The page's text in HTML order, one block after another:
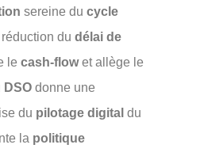
sereine du cycle
réduction du délai de
le cash-flowet allège le
DSO donne une
du pilotage digital du
la politique